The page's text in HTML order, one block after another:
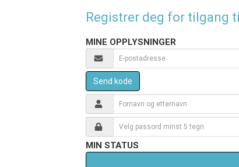
Registrer deg for tilgang
MINE OPPLYSNINGER
Send kode
MIN STATUS